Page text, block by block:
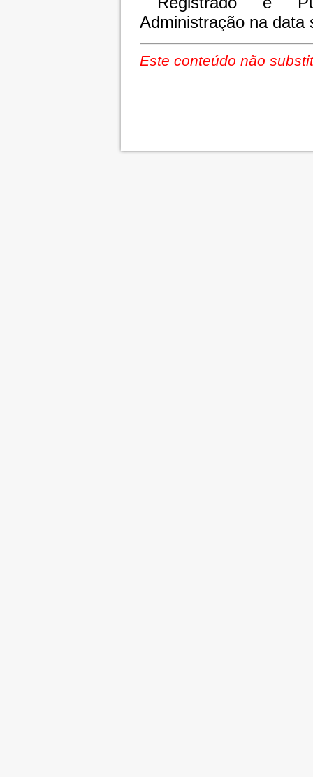
Administração na data
Este conteúdo não